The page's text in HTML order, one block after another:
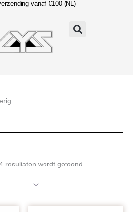
vanaf €100 (NL)
resultaten wordt getoond